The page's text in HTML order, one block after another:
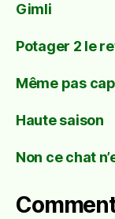
Gimli
Potager 2 le
Même pas cap
Haute saison
Non ce chat